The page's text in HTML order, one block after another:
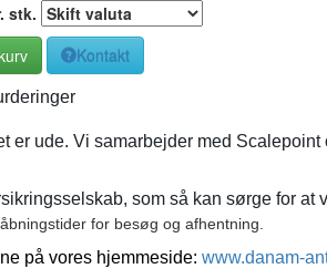
stk.
Kontakt
ude. Vi samarbejder med
som så kan sørge for at
for besøg og afhentning.
på vores hjemmeside: www.danam-